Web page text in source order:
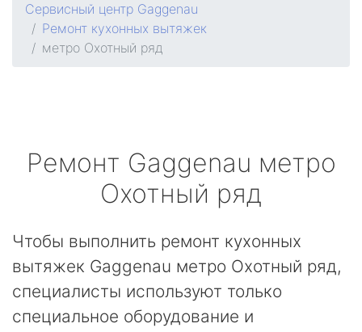
Сервисный центр Gaggenau
Ремонт кухонных вытяжек
метро Охотный ряд
Ремонт Gaggenau метро
Охотный ряд
Чтобы выполнить ремонт кухонных
вытяжек Gaggenau метро Охотный ряд,
специалисты используют только
специальное оборудование и